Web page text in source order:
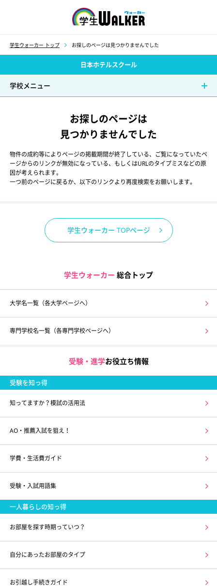
学生ウォーカー トップ お探しのページは見つかりませんでした
日本ホテルスクール
学校メニュー
お探しのページは
見つかりませんでした
物件の成約等によりページの掲載期間が終了している、ご覧になっていたペ
ージからのリンクが無効になっている、もしくはURLのタイプミスなどの原
因が考えられます。
一つ前のページに戻るか、以下のリンクより再度検索をお願いします。
学生ウォーカー TOPページ
学生ウォーカー 総合トップ
大学名一覧（各大学ページへ）
専門学校名一覧（各専門学校ページへ）
受験・進学お役立ち情報
受験を知っ得
知ってますか？模試の活用法
AO・推薦入試を狙え！
学費・生活費ガイド
受験・入試用語集
一人暮らしの知っ得
お部屋を探す時期っていつ？
自分にあったお部屋のタイプ
お引越し手続きガイド